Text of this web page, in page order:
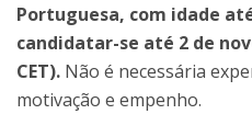
Portuguesa, com idade
candidatar-se até 2 de
CET). Não é necessária
motivação e empenho.